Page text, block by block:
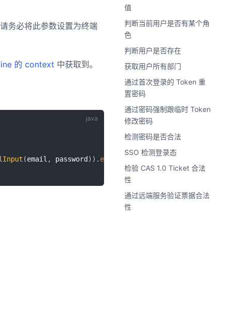
务必将此参数设置为终端
的 context 中获取到。
(email , password) ) . execute
值
判断当前用户是否有某个角
色
判断用户是否存在
获取用户所有部门
通过首次登录的 Token 重
置密码
通过密码强制跟临时 Token
修改密码
检测密码是否合法
SSO 检测登录态
检验 CAS 1.0 Ticket 合法
性
通过远端服务验证票据合法
性